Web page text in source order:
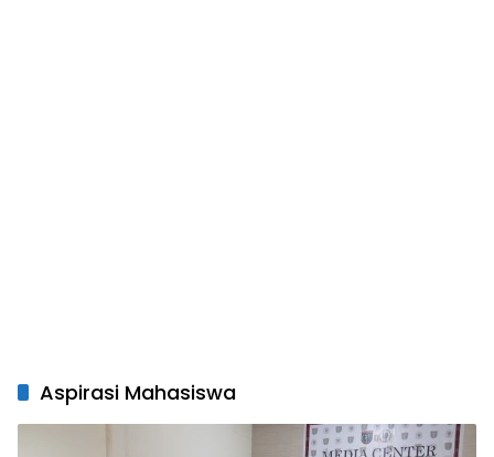
Aspirasi Mahasiswa